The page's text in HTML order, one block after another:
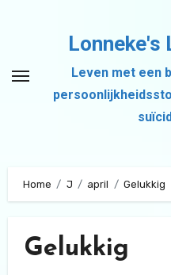
inhoud
Lonneke's
Leven met een
Home J april Gelukkig
Gelukkig